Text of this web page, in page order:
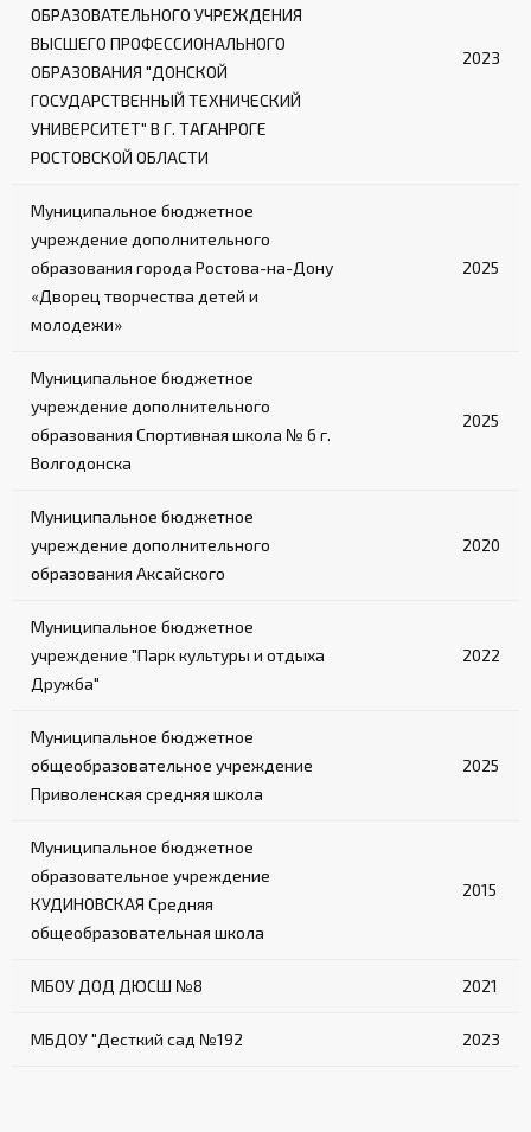
2-3 лестницы в комплекте (в зависимости
от модели)
Обеспечивают безопасный подъем на ринг
ОБРАЗОВАТЕЛЬНОГО УЧРЕЖДЕНИЯ
ВЫСШЕГО ПРОФЕССИОНАЛЬНОГО
ОБРАЗОВАНИЯ "ДОНСКОЙ
ГОСУДАРСТВЕННЫЙ ТЕХНИЧЕСКИЙ
УНИВЕРСИТЕТ" В Г. ТАГАНРОГЕ
РОСТОВСКОЙ ОБЛАСТИ
2023
Муниципальное бюджетное
учреждение дополнительного
образования города Ростова-на-Дону
«Дворец творчества детей и
молодежи»
2025
Муниципальное бюджетное
учреждение дополнительного
образования Спортивная школа № 6 г.
Волгодонска
2025
Муниципальное бюджетное
учреждение дополнительного
образования Аксайского
2020
Муниципальное бюджетное
учреждение "Парк культуры и отдыха
Дружба"
2022
Муниципальное бюджетное
общеобразовательное учреждение
Приволенская средняя школа
2025
Муниципальное бюджетное
образовательное учреждение
КУДИНОВСКАЯ Средняя
общеобразовательная школа
2015
МБОУ ДОД ДЮСШ №8 2021
МБДОУ "Десткий сад №192 2023